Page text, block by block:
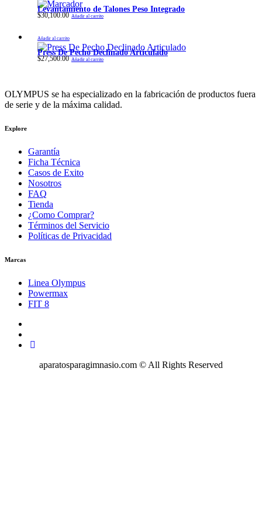
Levantamiento de Talones Peso Integrado
$30,100.00 Añadir al carrito
Añadir al carrito
Press De Pecho Declinado Articulado
$27,500.00 Añadir al carrito
OLYMPUS se ha especializado en la fabricación de productos fuera
de serie y de la máxima calidad.
Explore
Garantía
Ficha Técnica
Casos de Exito
Nosotros
FAQ
Tienda
¿Como Comprar?
Términos del Servicio
Políticas de Privacidad
Marcas
Linea Olympus
Powermax
FIT 8
aparatosparagimnasio.com © All Rights Reserved